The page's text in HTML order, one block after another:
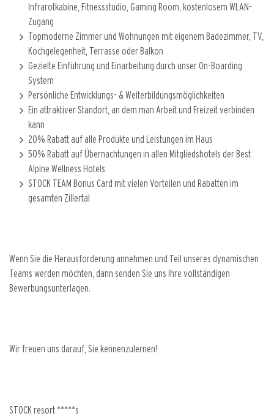
Infrarotkabine, Fitnessstudio, Gaming Room, kostenlosem WLAN-
Zugang
Topmoderne Zimmer und Wohnungen mit eigenem Badezimmer, TV,
Kochgelegenheit, Terrasse oder Balkon
Gezielte Einführung und Einarbeitung durch unser On-Boarding
System
Persönliche Entwicklungs- & Weiterbildungsmöglichkeiten
Ein attraktiver Standort, an dem man Arbeit und Freizeit verbinden
kann
20% Rabatt auf alle Produkte und Leistungen im Haus
50% Rabatt auf Übernachtungen in allen Mitgliedshotels der Best
Alpine Wellness Hotels
STOCK TEAM Bonus Card mit vielen Vorteilen und Rabatten im
gesamten Zillertal
Wenn Sie die Herausforderung annehmen und Teil unseres dynamischen
Teams werden möchten, dann senden Sie uns Ihre vollständigen
Bewerbungsunterlagen.
Wir freuen uns darauf, Sie kennenzulernen!
STOCK resort *****s